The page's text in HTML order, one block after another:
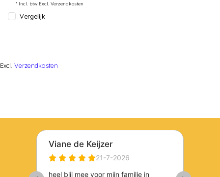
* Incl. btw Excl. Verzendkosten
Vergelijk
Excl. Verzendkosten